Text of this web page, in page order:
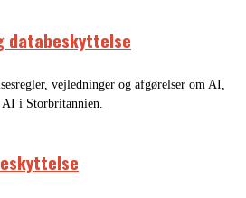
databeskyttelse
vejledninger og afgørelser om AI,
i Storbritannien.